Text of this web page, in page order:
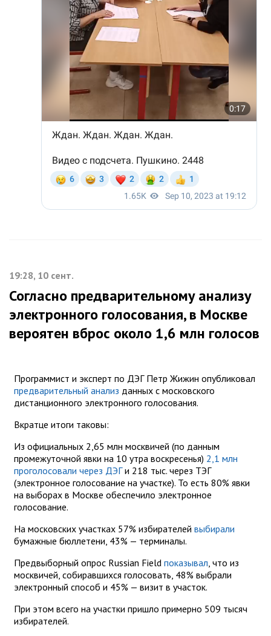
19:28, 10 сент.
Согласно предварительному анализу
электронного голосования, в Москве
вероятен вброс около 1,6 млн голосов
Программист и эксперт по ДЭГ Петр Жижин опубликовал
предварительный анализ данных с московского
дистанционного электронного голосования.
Вкратце итоги таковы:
Из официальных 2,65 млн москвичей (по данным
промежуточной явки на 10 утра воскресенья) 2,1 млн
проголосовали через ДЭГи 218 тыс. через ТЭГ
(электронное голосование на участке). То есть 80% явки
на выборах в Москве обеспечило электронное
голосование.
На московских участках 57% избирателей выбирали
бумажные бюллетени, 43% — терминалы.
Предвыборный опрос Russian Field показывал, что из
москвичей, собиравшихся голосовать, 48% выбрали
электронный способ и 45% — визит в участок.
При этом всего на участки пришло примерно 509 тысяч
избирателей.